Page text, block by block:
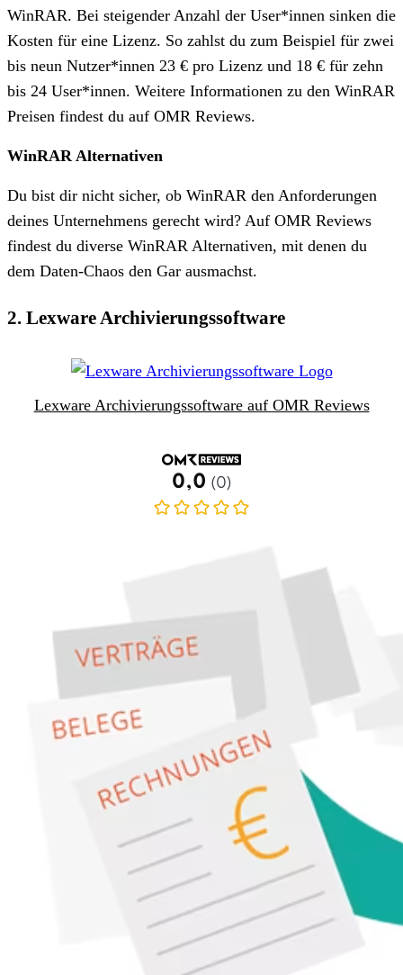
WinRAR. Bei steigender Anzahl der User*innen sinken die
Kosten für eine Lizenz. So zahlst du zum Beispiel für zwei
bis neun Nutzer*innen 23 € pro Lizenz und 18 € für zehn
bis 24 User*innen. Weitere Informationen zu den WinRAR
Preisen findest du auf OMR Reviews.
WinRAR Alternativen
Du bist dir nicht sicher, ob WinRAR den Anforderungen
deines Unternehmens gerecht wird? Auf OMR Reviews
findest du diverse WinRAR Alternativen, mit denen du
dem Daten-Chaos den Gar ausmachst.
2. Lexware Archivierungssoftware
Lexware Archivierungssoftware auf OMR Reviews